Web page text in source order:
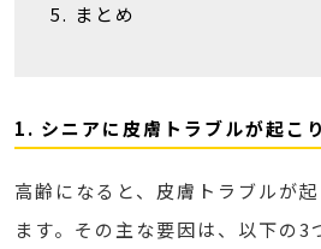
まとめ
1. シニアに皮膚トラブルが起こ
高齢になると、皮膚トラブルが
ます。その主な要因は、以下の3